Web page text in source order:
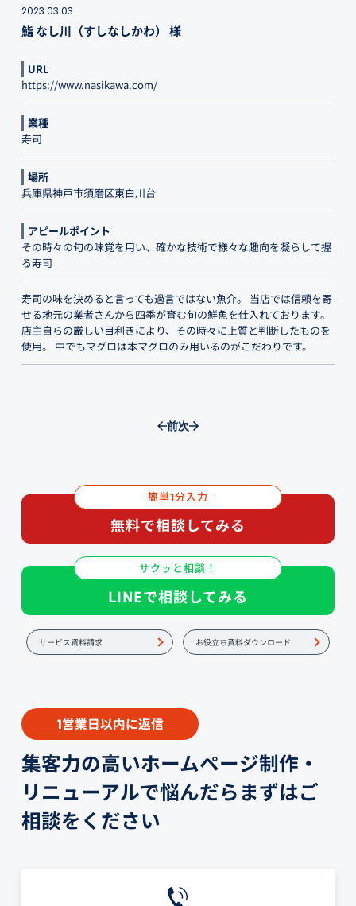
2023.03.03
鮨 なし川（すしなしかわ） 様
URL
https://www.nasikawa.com/
業種
寿司
場所
兵庫県神戸市須磨区東白川台
アピールポイント
その時々の旬の味覚を用い、確かな技術で様々な趣向を凝らして握
る寿司
寿司の味を決めると言っても過言ではない魚介。 当店では信頼を寄
せる地元の業者さんから四季が育む旬の鮮魚を仕入れております。
店主自らの厳しい目利きにより、その時々に上質と判断したものを
使用。 中でもマグロは本マグロのみ用いるのがこだわりです。
前次
簡単1分入力
無料で相談してみる
サクッと相談！
LINEで相談してみる
サービス資料請求 お役立ち資料ダウンロード
1営業日以内に返信
集客力の高いホームページ制作・
リニューアルで悩んだらまずはご
相談をください